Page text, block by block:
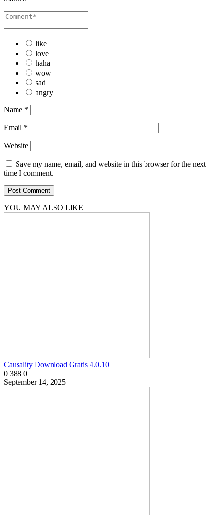
like
love
haha
wow
sad
angry
Name *
Email *
Website
Save my name, email, and website in this browser for the next
time I comment.
YOU MAY ALSO LIKE
Causality Download Gratis 4.0.10
0 388 0
September 14, 2025